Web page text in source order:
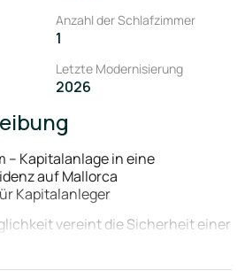
Anzahl der Schlafzimmer
1
Letzte Modernisierung
2026
– Kapitalanlage in eine
auf Mallorca
Kapitalanleger
vereint die Sicherheit einer
betriebenen